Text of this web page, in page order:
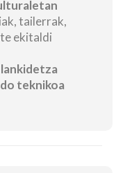
tailerrak,
ekitaldi
teknikoa